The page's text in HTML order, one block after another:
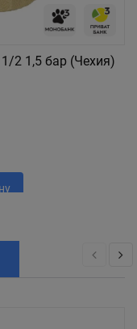
2 1,5 бар (Чехия)